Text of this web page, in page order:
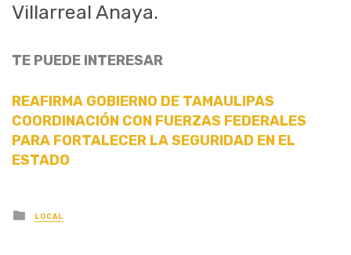
Villarreal Anaya.
TE PUEDE INTERESAR
REAFIRMA GOBIERNO DE TAMAULIPAS
COORDINACIÓN CON FUERZAS FEDERALES
PARA FORTALECER LA SEGURIDAD EN EL
ESTADO
Posted
in
LOCAL